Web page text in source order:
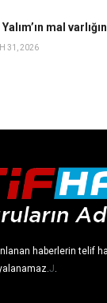
mal
31, 2026
haberlerin telif
J.